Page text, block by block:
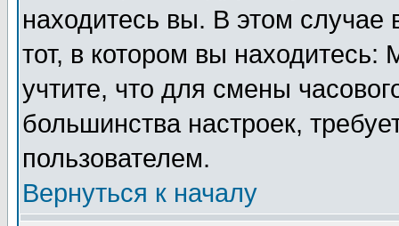
находитесь вы. В этом
тот, в котором вы
учтите, что для смены
большинства настроек,
пользователем.
Вернуться к началу